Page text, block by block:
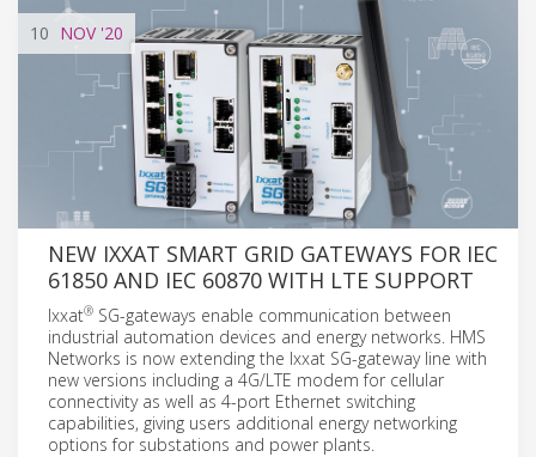
10 NOV'20
NEW IXXAT SMART GRID GATEWAYS FOR IEC
61850 AND IEC 60870 WITH LTE SUPPORT
Ixxat® SG-gateways enable communication between
industrial automation devices and energy networks. HMS
Networks is now extending the Ixxat SG-gateway line with
new versions including a 4G/LTE modem for cellular
connectivity as well as 4-port Ethernet switching
capabilities, giving users additional energy networking
options for substations and power plants.